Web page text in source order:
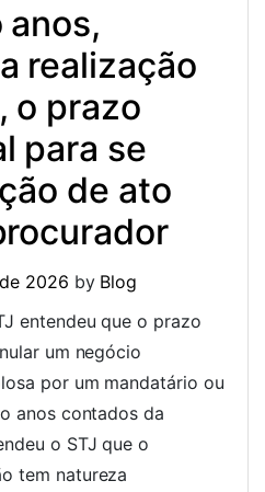
anos,
realização
o prazo
para se
de ato
2026 by Blog
entendeu que o prazo
um negócio
por um mandatário ou
anos contados da
o STJ que o
tem natureza